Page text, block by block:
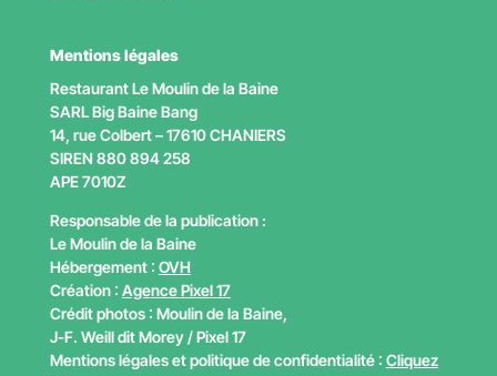
Mentions légales
Restaurant Le Moulin de la Baine
SARL Big Baine Bang
14, rue Colbert – 17610 CHANIERS
SIREN 880 894 258
APE7010Z
Responsable de la publication :
Le Moulin de la Baine
Hébergement : OVH
Création : Agence Pixel 17
Crédit photos : Moulin de la Baine,
J-F. Weill dit Morey / Pixel 17
Mentions légales et politique de confidentialité : Cliquez